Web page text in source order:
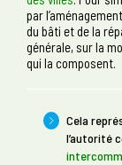
par
du bâti et de la
générale, sur la
qui la composent.
Cela
l’autorité